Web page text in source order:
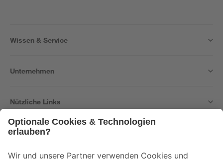
Wissen & Service
Unternehmen
Nützliche Links
Der toom Newsletter: Keine Angebote und Aktionen mehr verpassen!